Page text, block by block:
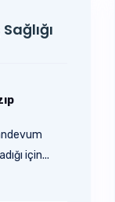
için...